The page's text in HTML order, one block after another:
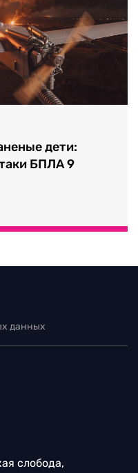
дети:
БПЛА 9
данных
слобода,